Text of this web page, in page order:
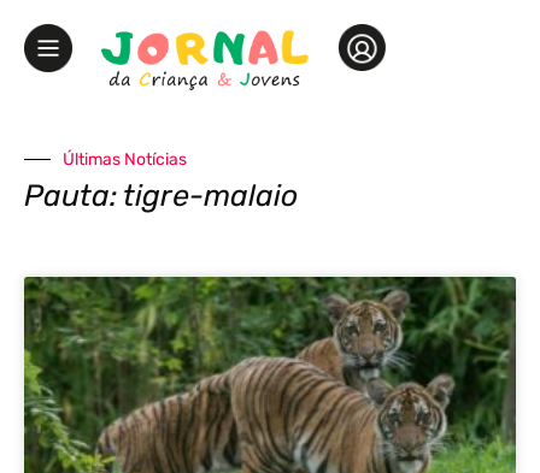
Últimas Notícias
Pauta: tigre-malaio